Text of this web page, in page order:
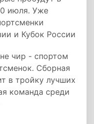
июля. Уже
и Кубок России
чир - спортом
Сборная
в тройку лучших
команда среди